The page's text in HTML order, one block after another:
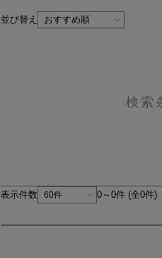
並び替え
検索
表示件数 0～0件 (全0件)